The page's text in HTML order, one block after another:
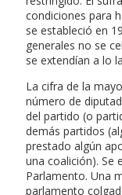
condiciones para
se estableció en
generales no se
se extendían a lo
La cifra de la
número de
del partido (o
demás partidos
prestado algún
una coalición). Se
Parlamento. Una
parlamento